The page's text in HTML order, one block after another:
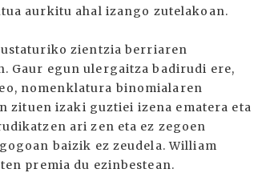
aurkitu ahal izango zutelakoan.
zientzia berriaren
Gaur egun ulergaitza badirudi ere,
nomenklatura binomialaren
zituen izaki guztiei izena ematera eta
ari zen eta ez zegoen
baizik ez zeudela. William
premia du ezinbestean.